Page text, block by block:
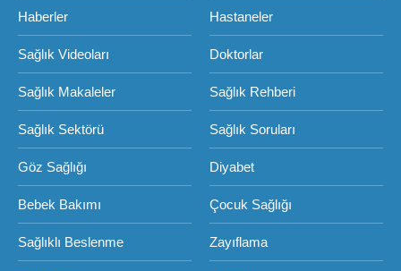
Haberler Hastaneler
Sağlık Videoları Doktorlar
Sağlık Makaleler Sağlık Rehberi
Sağlık Sektörü Sağlık Soruları
Göz Sağlığı Diyabet
Bebek Bakımı Çocuk Sağlığı
Sağlıklı Beslenme Zayıflama